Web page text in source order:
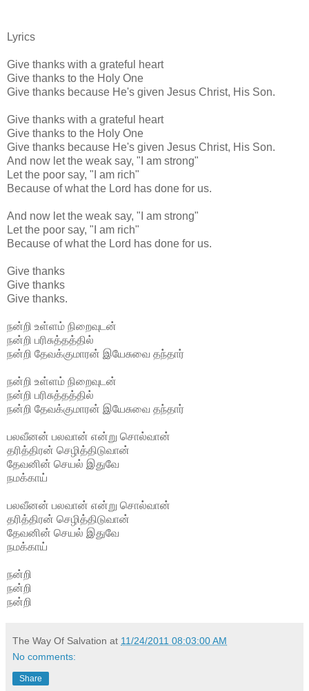
Lyrics
Give thanks with a grateful heart
Give thanks to the Holy One
Give thanks because He's given Jesus Christ, His Son.
Give thanks with a grateful heart
Give thanks to the Holy One
Give thanks because He's given Jesus Christ, His Son.
And now let the weak say, "I am strong"
Let the poor say, "I am rich"
Because of what the Lord has done for us.
And now let the weak say, "I am strong"
Let the poor say, "I am rich"
Because of what the Lord has done for us.
Give thanks
Give thanks
Give thanks.
நன்றி உள்ளம் நிறைவுடன்
நன்றி பரிசுத்தத்தில்
நன்றி தேவக்குமாரன் இயேசுவை தந்தார்
நன்றி உள்ளம் நிறைவுடன்
நன்றி பரிசுத்தத்தில்
நன்றி தேவக்குமாரன் இயேசுவை தந்தார்
பலவீனன் பலவான் என்று சொல்வான்
தரித்திரன் செழித்திடுவான்
தேவனின் செயல் இதுவே
நமக்காய்
பலவீனன் பலவான் என்று சொல்வான்
தரித்திரன் செழித்திடுவான்
தேவனின் செயல் இதுவே
நமக்காய்
நன்றி
நன்றி
நன்றி
The Way Of Salvation at 11/24/2011 08:03:00 AM
No comments:
Share